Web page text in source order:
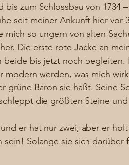
zum Schlossbau von 1734
seit meiner Ankunft hier vor
mich so ungern von alten
Die erste rote Jacke an
beide bis jetzt noch begleiten.
werden, was mich
grüne Baron sie haßt. Seine
die größten Steine
er hat nur zwei, aber er
Solange sie sich darüber